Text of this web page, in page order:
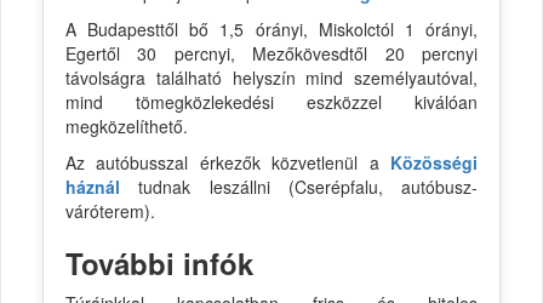
A Budapesttől bő 1,5 órányi, Miskolctól 1 órányi,
Egertől 30 percnyi, Mezőkövesdtől 20 percnyi
távolságra található helyszín mind személyautóval,
mind tömegközlekedési eszközzel kiválóan
megközelíthető.
Az autóbusszal érkezők közvetlenül a Közösségi
háznál tudnak leszállni (Cserépfalu, autóbusz-
váróterem).
További infók